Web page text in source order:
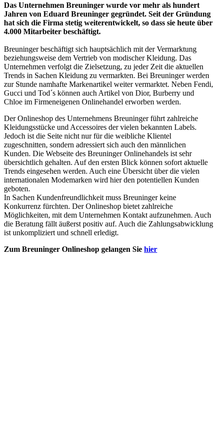
Das Unternehmen Breuninger wurde vor mehr als hundert
Jahren von Eduard Breuninger gegründet. Seit der Gründung
hat sich die Firma stetig weiterentwickelt, so dass sie heute über
4.000 Mitarbeiter beschäftigt.
Breuninger beschäftigt sich hauptsächlich mit der Vermarktung
beziehungsweise dem Vertrieb von modischer Kleidung. Das
Unternehmen verfolgt die Zielsetzung, zu jeder Zeit die aktuellen
Trends in Sachen Kleidung zu vermarkten. Bei Breuninger werden
zur Stunde namhafte Markenartikel weiter vermarktet. Neben Fendi,
Gucci und Tod´s können auch Artikel von Dior, Burberry und
Chloe im Firmeneigenen Onlinehandel erworben werden.
Der Onlineshop des Unternehmens Breuninger führt zahlreiche
Kleidungsstücke und Accessoires der vielen bekannten Labels.
Jedoch ist die Seite nicht nur für die weibliche Klientel
zugeschnitten, sondern adressiert sich auch den männlichen
Kunden. Die Webseite des Breuninger Onlinehandels ist sehr
übersichtlich gehalten. Auf den ersten Blick können sofort aktuelle
Trends eingesehen werden. Auch eine Übersicht über die vielen
internationalen Modemarken wird hier den potentiellen Kunden
geboten.
In Sachen Kundenfreundlichkeit muss Breuninger keine
Konkurrenz fürchten. Der Onlineshop bietet zahlreiche
Möglichkeiten, mit dem Unternehmen Kontakt aufzunehmen. Auch
die Beratung fällt äußerst positiv auf. Auch die Zahlungsabwicklung
ist unkompliziert und schnell erledigt.
Zum Breuninger Onlineshop gelangen Sie hier